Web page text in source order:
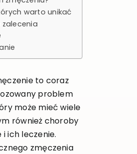
warto unikać
to coraz
problem
może mieć wiele
również choroby
ich leczenie.
zmęczenia